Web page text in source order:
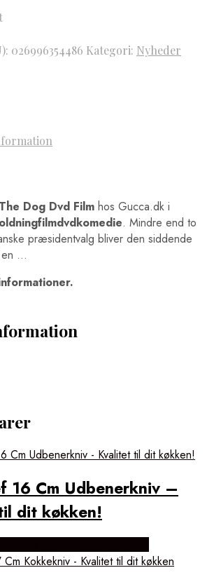
026996354486 Kategori: Nyheder
Dog Dvd Film hos Gucca.dk i
. Mindre end to
præsidentvalg bliver den siddende
en …
16 Cm Udbenerkniv –
dit køkken!